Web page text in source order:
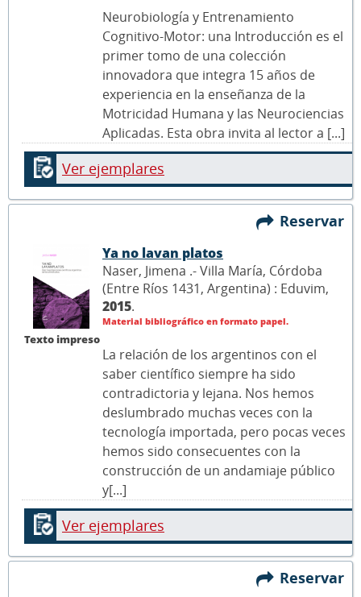
Neurobiología y Entrenamiento
Cognitivo-Motor: una Introducción es el
primer tomo de una colección
innovadora que integra 15 años de
experiencia en la enseñanza de la
Motricidad Humana y las Neurociencias
Aplicadas. Esta obra invita al lector a [...]
Ver ejemplares
Reservar
Texto impreso
Ya no lavan platos
Naser, Jimena .- Villa María, Córdoba
(Entre Ríos 1431, Argentina) : Eduvim,
2015.
Material bibliográfico en formato papel.
La relación de los argentinos con el
saber científico siempre ha sido
contradictoria y lejana. Nos hemos
deslumbrado muchas veces con la
tecnología importada, pero pocas veces
hemos sido consecuentes con la
construcción de un andamiaje público
y[...]
Ver ejemplares
Reservar